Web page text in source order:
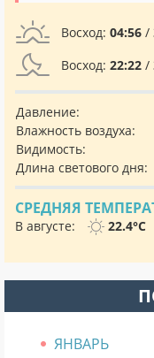
Восход: 04:56 /
Восход: 22:22 /
Давление:
Влажность воздуха:
Видимость:
Длина светового дня:
СРЕДНЯЯ
В августе: 22.4°C
ЯНВАРЬ